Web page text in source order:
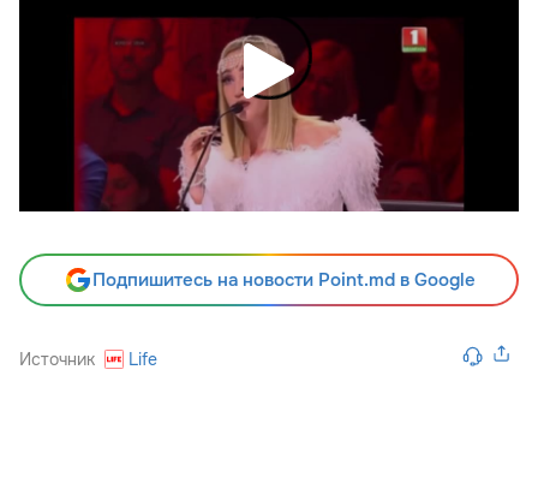
Подпишитесь на новости Point.md в Google
Источник Life